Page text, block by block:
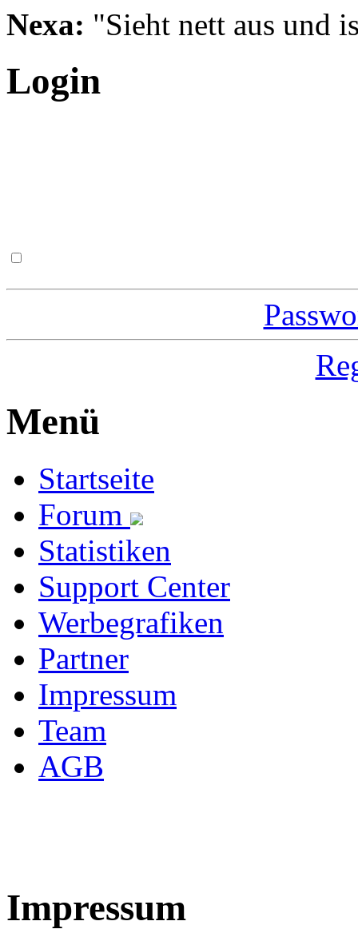
Nexa: "Sieht nett aus und
Login
Menü
Startseite
Forum
Statistiken
Support Center
Werbegrafiken
Partner
Impressum
Team
AGB
Impressum